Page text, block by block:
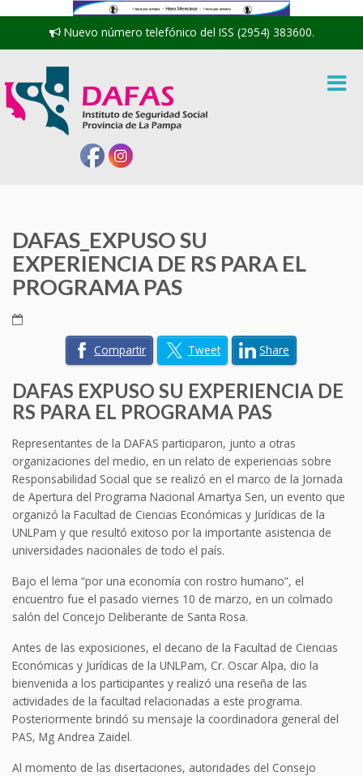
Nuevo número telefónico del ISS (2954) 383600.
DAFAS_EXPUSO SU
EXPERIENCIA DE RS PARA EL
PROGRAMA PAS
Compartir Tweet Share
DAFAS EXPUSO SU EXPERIENCIA DE
RS PARA EL PROGRAMA PAS
Representantes de la DAFAS participaron, junto a otras
organizaciones del medio, en un relato de experiencias sobre
Responsabilidad Social que se realizó en el marco de la Jornada
de Apertura del Programa Nacional Amartya Sen, un evento que
organizó la Facultad de Ciencias Económicas y Jurídicas de la
UNLPam y que resultó exitoso por la importante asistencia de
universidades nacionales de todo el país.
Bajo el lema “por una economía con rostro humano”, el
encuentro fue el pasado viernes 10 de marzo, en un colmado
salón del Concejo Deliberante de Santa Rosa.
Antes de las exposiciones, el decano de la Facultad de Ciencias
Económicas y Jurídicas de la UNLPam, Cr. Oscar Alpa, dio la
bienvenida a los participantes y realizó una reseña de las
actividades de la facultad relacionadas a este programa.
Posteriormente brindó su mensaje la coordinadora general del
PAS, Mg Andrea Zaidel.
Al momento de las disertaciones, autoridades del Consejo